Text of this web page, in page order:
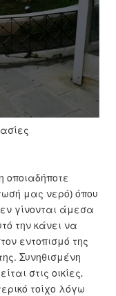
οποιαδήποτε
μας νερό) όπου
γίνονται άμεσα
την κάνει να
εντοπισμό της
Συνηθισμένη
στις οικίες,
τοίχο λόγω